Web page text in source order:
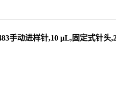
手动进样针,10 μL,固定式针头